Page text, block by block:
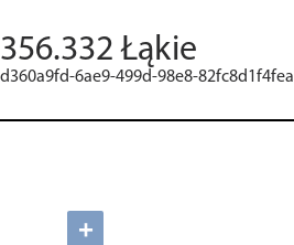
356.332 Łąkie
d360a9fd-6ae9-499d-98e8-82fc8d1f4fea
+